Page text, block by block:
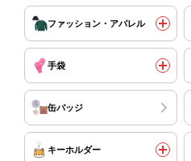
ファッション・アパレル
手袋
缶バッジ
キーホルダー